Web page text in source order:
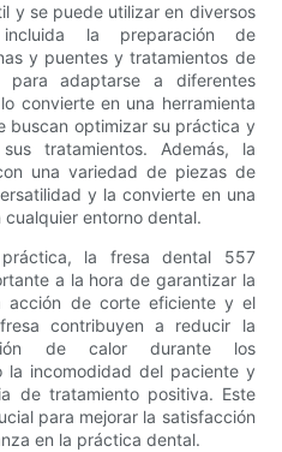
y se puede utilizar en diversos
incluida la preparación de
y puentes y tratamientos de
para adaptarse a diferentes
convierte en una herramienta
buscan optimizar su práctica y
tratamientos. Además, la
una variedad de piezas de
y la convierte en una
entorno dental.
la fresa dental 557
a la hora de garantizar la
acción de corte eficiente y el
contribuyen a reducir la
de calor durante los
la incomodidad del paciente y
de tratamiento positiva. Este
para mejorar la satisfacción
en la práctica dental.